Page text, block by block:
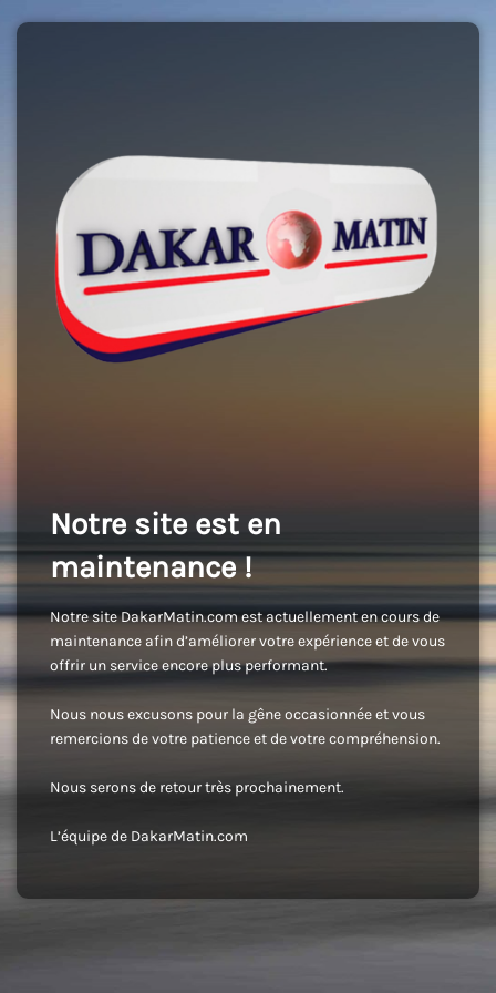
Notre site est en
maintenance !
Notre site DakarMatin.com est actuellement en cours de
maintenance afin d’améliorer votre expérience et de vous
offrir un service encore plus performant.
Nous nous excusons pour la gêne occasionnée et vous
remercions de votre patience et de votre compréhension.
Nous serons de retour très prochainement.
L’équipe de DakarMatin.com